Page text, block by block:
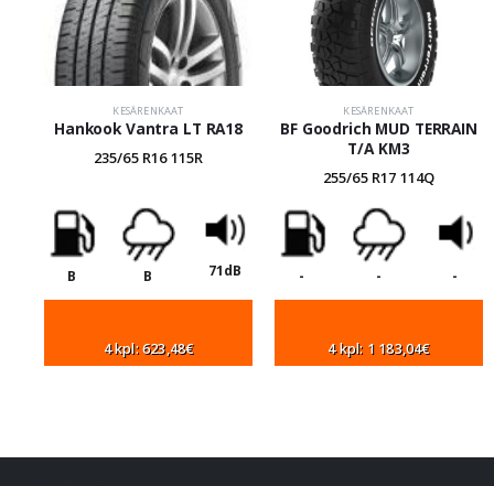
KESÄRENKAAT
Hankook Vantra LT RA18
235/65 R16 115R
B B 71dB
4 kpl: 623,48€
KESÄRENKAAT
BF Goodrich MUD TERRAIN
T/A KM3
255/65 R17 114Q
- - -
4 kpl: 1 183,04€